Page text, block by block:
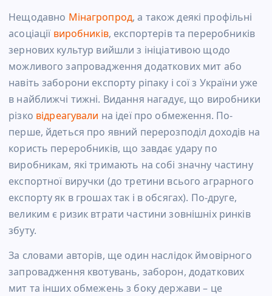
Нещодавно Мінагропрод, а також деякі профільні
асоціації виробників, експортерів та переробників
зернових культур вийшли з ініціативою щодо
можливого запровадження додаткових мит або
навіть заборони експорту ріпаку і сої з України уже
в найближчі тижні. Видання нагадує, що виробники
різко відреагували на ідеї про обмеження. По-
перше, йдеться про явний перерозподіл доходів на
користь переробників, що завдає удару по
виробникам, які тримають на собі значну частину
експортної виручки (до третини всього аграрного
експорту як в грошах так і в обсягах). По-друге,
великим є ризик втрати частини зовнішніх ринків
збуту.
За словами авторів, ще один наслідок ймовірного
запровадження квотувань, заборон, додаткових
мит та інших обмежень з боку держави – це